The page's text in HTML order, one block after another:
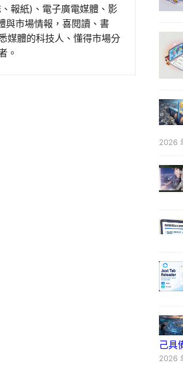
報紙)、電子廣電媒體、影
與市場情報，喜閱讀、書
媒體的科技人、懂得市場分
。
2026
己具
2026